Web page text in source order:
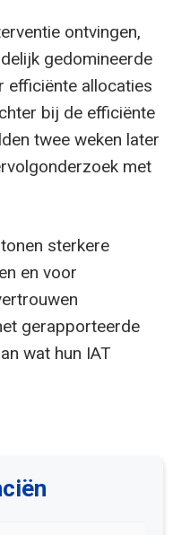
ontvingen,
gedomineerde
efficiënte allocaties
bij de efficiënte
twee weken later
met
sterkere
en voor
gerapporteerde
wat hun IAT